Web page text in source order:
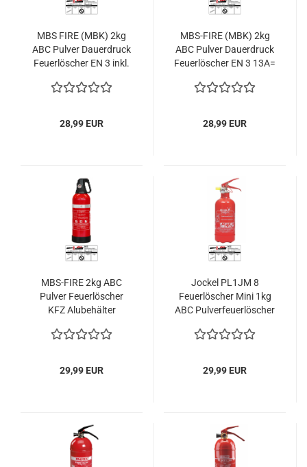
MBS FIRE (MBK) 2kg
ABC Pulver Dauerdruck
Feuerlöscher EN 3 inkl.
28,99 EUR
MBS-FIRE (MBK) 2kg
ABC Pulver Dauerdruck
Feuerlöscher EN 3 13A=
28,99 EUR
MBS-FIRE 2kg ABC
Pulver Feuerlöscher
KFZ Alubehälter
29,99 EUR
Jockel PL1JM 8
Feuerlöscher Mini 1kg
ABC Pulverfeuerlöscher
29,99 EUR